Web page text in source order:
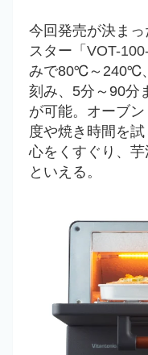
今回発売が決ま
スター「 VOT-
みで80℃～240℃
刻み、5分～90分
が可能。オーブ
度や焼き時間を
心をくすぐり、
といえる。